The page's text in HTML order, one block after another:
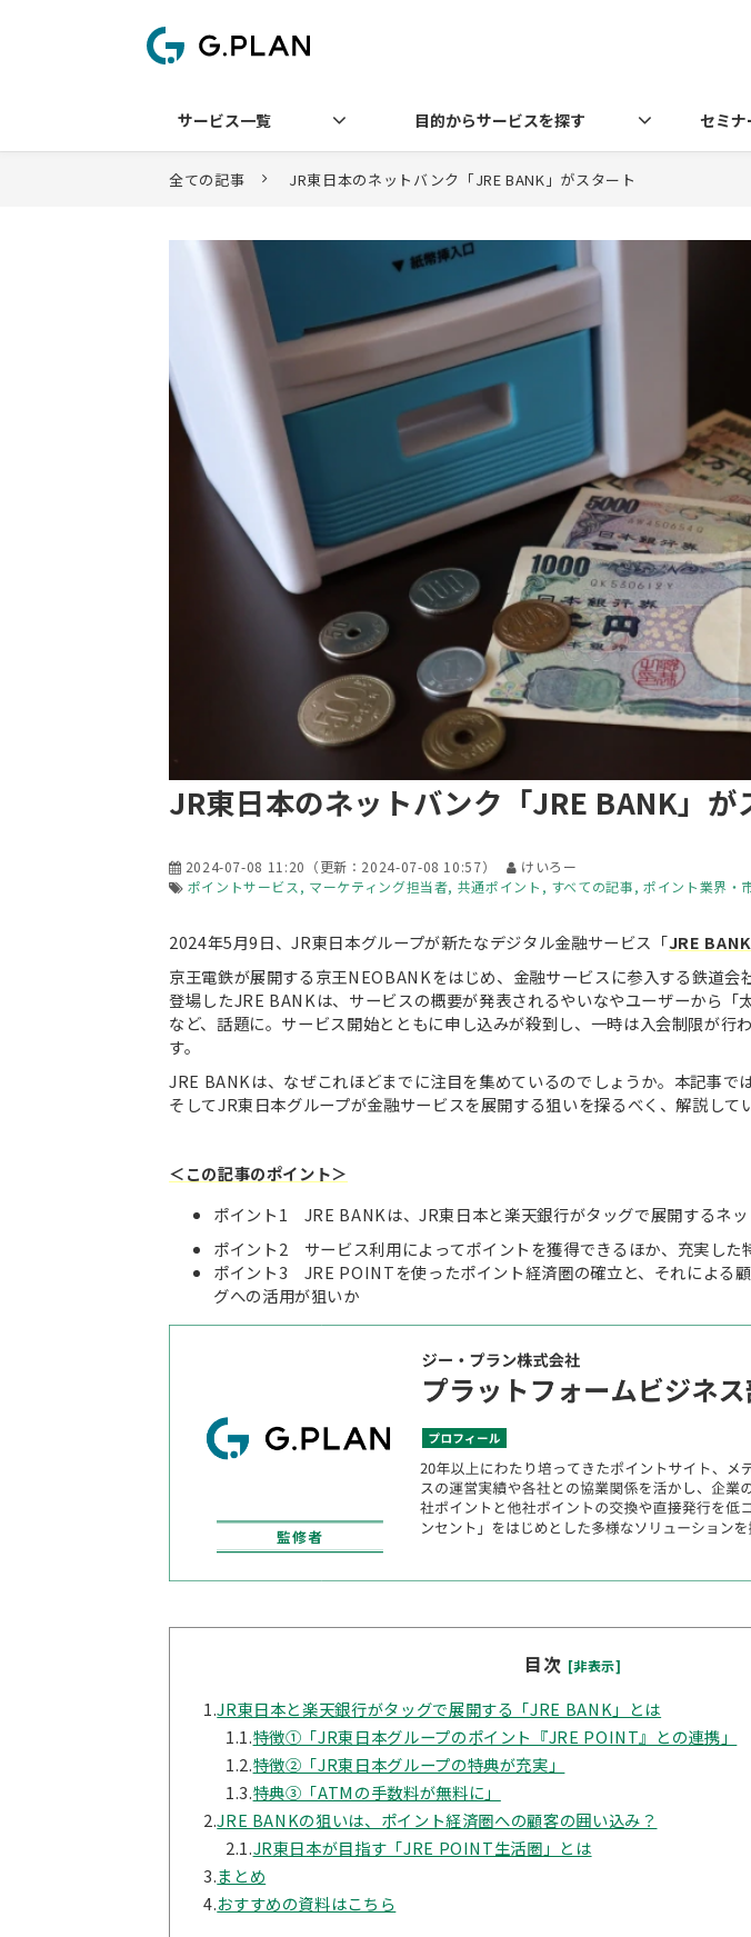
サービス一覧 目的からサービスを探す セミナ
全ての記事 JR東日本のネットバンク「JRE BANK」がスタート
JR東日本のネットバンク「JRE BANK」が
2024-07-08 11:20 （更新： 2024-07-08 10:57）
けいろー
ポイントサービス
マーケティング担当者 共通ポイント すべての記事 ポイント業界・
2024年5月9日、JR東日本グループが新たなデジタル金融サービス「JRE BANK
京王電鉄が展開する京王NEOBANKをはじめ、金融サービスに参入する鉄道会
登場したJRE BANKは、サービスの概要が発表されるやいなやユーザーから「
など、話題に。サービス開始とともに申し込みが殺到し、一時は入会制限が行
す。
JRE BANKは、なぜこれほどまでに注目を集めているのでしょうか。本記事で
そしてJR東日本グループが金融サービスを展開する狙いを探るべく、解説して
＜この記事のポイント＞
ポイント1 JRE BANKは、JR東日本と楽天銀行がタッグで展開するネッ
ポイント2 サービス利用によってポイントを獲得できるほか、充実した
ポイント3 JRE POINTを使ったポイント経済圏の確立と、それによる
グへの活用が狙いか
目次 [非表示]
1.JR東日本と楽天銀行がタッグで展開する「JRE BANK」とは
1.1.特徴①「JR東日本グループのポイント『JRE POINT』との連携」
1.2.特徴②「JR東日本グループの特典が充実」
1.3.特典③「ATMの手数料が無料に」
2.JRE BANKの狙いは、ポイント経済圏への顧客の囲い込み？
2.1.JR東日本が目指す「JRE POINT生活圏」とは
3.まとめ
4.おすすめの資料はこちら